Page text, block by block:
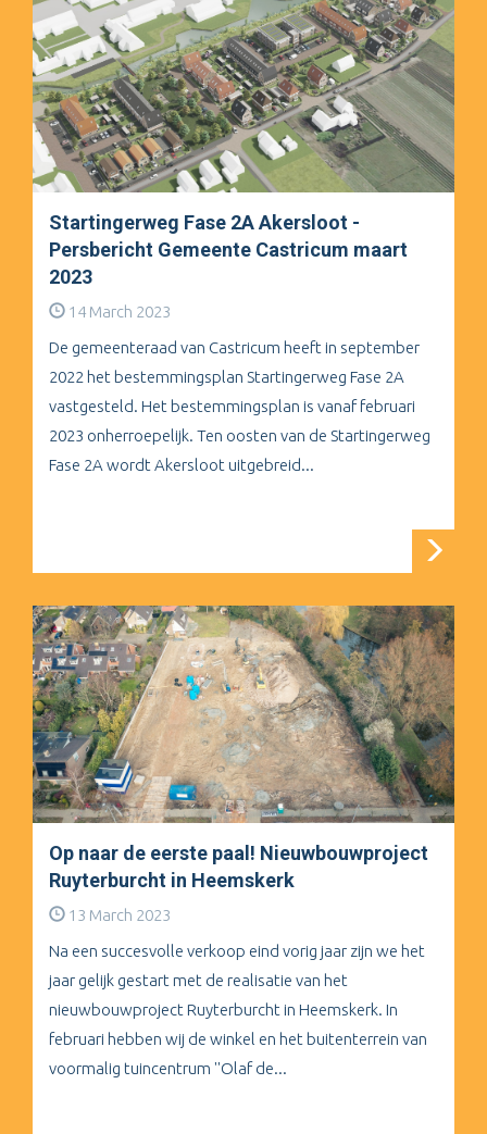
Startingerweg Fase 2A Akersloot -
Persbericht Gemeente Castricum maart
2023
14 March 2023
De gemeenteraad van Castricum heeft in september
2022 het bestemmingsplan Startingerweg Fase 2A
vastgesteld. Het bestemmingsplan is vanaf februari
2023 onherroepelijk. Ten oosten van de Startingerweg
Fase 2A wordt Akersloot uitgebreid...
Op naar de eerste paal! Nieuwbouwproject
Ruyterburcht in Heemskerk
13 March 2023
Na een succesvolle verkoop eind vorig jaar zijn we het
jaar gelijk gestart met de realisatie van het
nieuwbouwproject Ruyterburcht in Heemskerk. In
februari hebben wij de winkel en het buitenterrein van
voormalig tuincentrum ''Olaf de...